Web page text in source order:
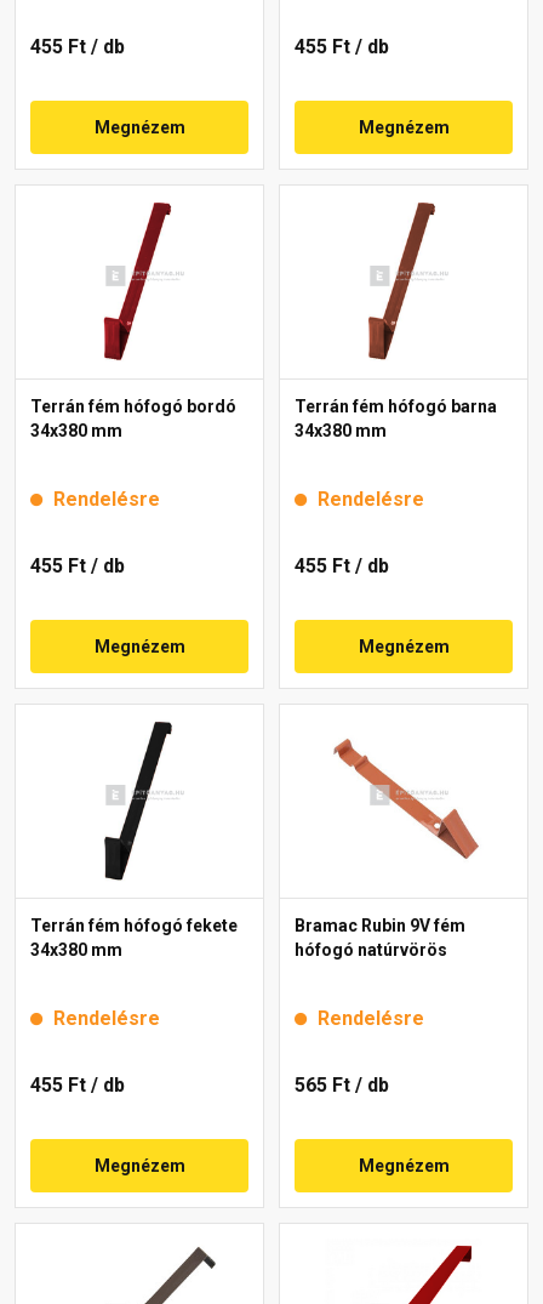
455 Ft / db
Megnézem
455 Ft / db
Megnézem
Terrán fém hófogó bordó
34x380 mm
Rendelésre
455 Ft / db
Megnézem
Terrán fém hófogó barna
34x380 mm
Rendelésre
455 Ft / db
Megnézem
Terrán fém hófogó fekete
34x380 mm
Rendelésre
455 Ft / db
Megnézem
Bramac Rubin 9V fém
hófogó natúrvörös
Rendelésre
565 Ft / db
Megnézem